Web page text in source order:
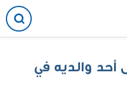
والديه في